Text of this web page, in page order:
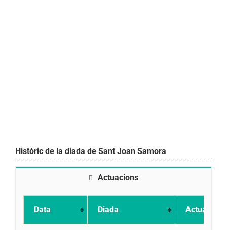
Històric de la diada de Sant Joan Samora
Actuacions
Data Diada Actuació